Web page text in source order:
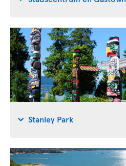
Stanley Park